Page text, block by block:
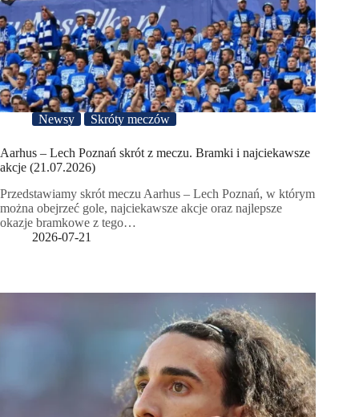
Newsy Skróty meczów
Aarhus – Lech Poznań skrót z meczu. Bramki i najciekawsze
akcje (21.07.2026)
Przedstawiamy skrót meczu Aarhus – Lech Poznań, w którym
można obejrzeć gole, najciekawsze akcje oraz najlepsze
okazje bramkowe z tego…
2026-07-21